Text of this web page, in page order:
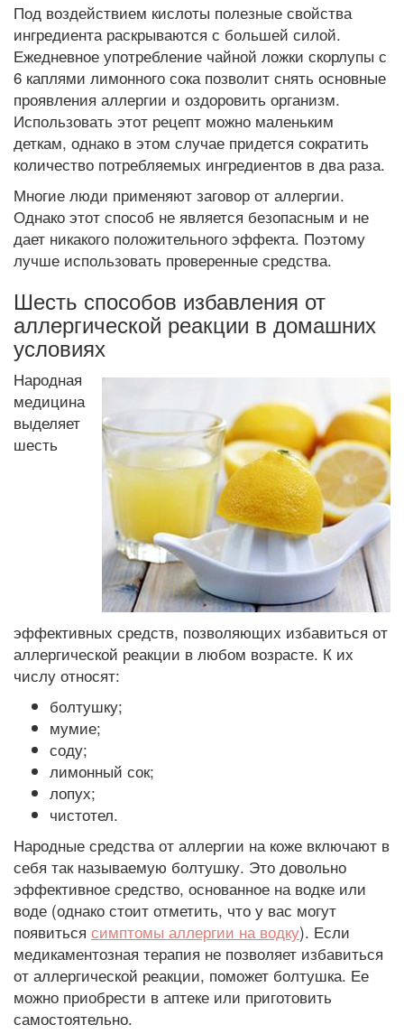
Под воздействием кислоты полезные свойства
ингредиента раскрываются с большей силой.
Ежедневное употребление чайной ложки скорлупы с
6 каплями лимонного сока позволит снять основные
проявления аллергии и оздоровить организм.
Использовать этот рецепт можно маленьким
деткам, однако в этом случае придется сократить
количество потребляемых ингредиентов в два раза.
Многие люди применяют заговор от аллергии.
Однако этот способ не является безопасным и не
дает никакого положительного эффекта. Поэтому
лучше использовать проверенные средства.
Шесть способов избавления от
аллергической реакции в домашних
условиях
Народная
медицина
выделяет
шесть
эффективных средств, позволяющих избавиться от
аллергической реакции в любом возрасте. К их
числу относят:
болтушку;
мумие;
соду;
лимонный сок;
лопух;
чистотел.
Народные средства от аллергии на коже включают в
себя так называемую болтушку. Это довольно
эффективное средство, основанное на водке или
воде (однако стоит отметить, что у вас могут
появиться симптомы аллергии на водку). Если
медикаментозная терапия не позволяет избавиться
от аллергической реакции, поможет болтушка. Ее
можно приобрести в аптеке или приготовить
самостоятельно.